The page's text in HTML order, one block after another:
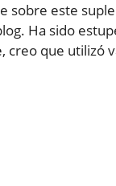
sobre este
Ha sido
que utilizó